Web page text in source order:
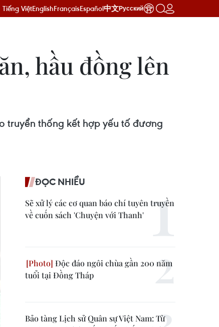
Tiếng ViệtEnglishFrançaisEspañol中文Русский
hầu đồng lên
truyển thống kết hợp yếu tố đương
ĐỌC NHIỀU
Sẽ xử lý các cơ quan báo chí tuyên truyền
về cuốn sách 'Chuyện với Thanh'
Độc đáo ngôi chùa gần 200 năm
tuổi tại Đồng Tháp
Bảo tàng Lịch sử Quân sự Việt Nam: Từ